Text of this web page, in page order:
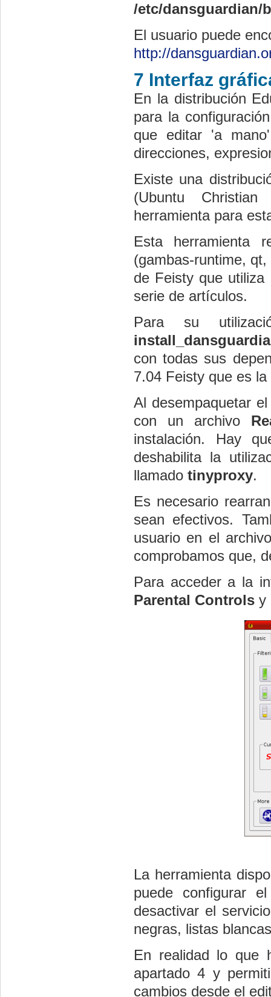
/etc/dansguardian/
El usuario puede
http://
7 Interfaz
En la distribución
para la
que editar 'a
direcciones,
Existe una
(Ubuntu
herramienta para
Esta herramienta
(gambas-runtime,
de Feisty que
serie de artículos.
Para su
con todas sus
7.04 Feisty que es
Al desempaquetar
con un archivo
instalación. Hay
deshabilita la
llamado tinyproxy.
Es necesario
sean efectivos.
usuario en el
comprobamos que,
Para acceder a la
Parental Controls y
La herramienta
puede configurar
desactivar el
negras, listas
En realidad lo que
apartado 4 y
cambios desde el